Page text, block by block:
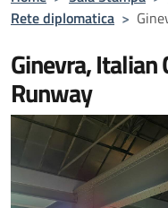
Rete diplomatica >
Ginevra,
Runway